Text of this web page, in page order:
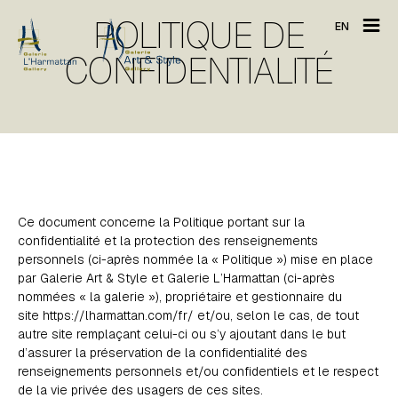
EN
POLITIQUE DE
CONFIDENTIALITÉ
Ce document concerne la Politique portant sur la
confidentialité et la protection des renseignements
personnels (ci-après nommée la « Politique ») mise en place
par Galerie Art & Style et Galerie L’Harmattan (ci-après
nommées « la galerie »), propriétaire et gestionnaire du
site https://lharmattan.com/fr/ et/ou, selon le cas, de tout
autre site remplaçant celui-ci ou s’y ajoutant dans le but
d’assurer la préservation de la confidentialité des
renseignements personnels et/ou confidentiels et le respect
de la vie privée des usagers de ces sites.